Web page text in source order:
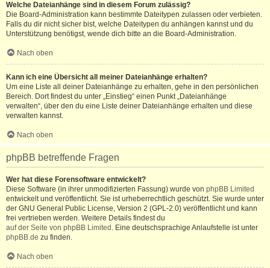
Welche Dateianhänge sind in diesem Forum zulässig?
Die Board-Administration kann bestimmte Dateitypen zulassen oder verbieten.
Falls du dir nicht sicher bist, welche Dateitypen du anhängen kannst und du
Unterstützung benötigst, wende dich bitte an die Board-Administration.
Nach oben
Kann ich eine Übersicht all meiner Dateianhänge erhalten?
Um eine Liste all deiner Dateianhänge zu erhalten, gehe in den persönlichen
Bereich. Dort findest du unter „Einstieg“ einen Punkt „Dateianhänge
verwalten“, über den du eine Liste deiner Dateianhänge erhalten und diese
verwalten kannst.
Nach oben
phpBB betreffende Fragen
Wer hat diese Forensoftware entwickelt?
Diese Software (in ihrer unmodifizierten Fassung) wurde von phpBB Limited
entwickelt und veröffentlicht. Sie ist urheberrechtlich geschützt. Sie wurde unter
der GNU General Public License, Version 2 (GPL-2.0) veröffentlicht und kann
frei vertrieben werden. Weitere Details findest du
auf der Seite von phpBB Limited . Eine deutschsprachige Anlaufstelle ist unter
phpBB.de zu finden.
Nach oben